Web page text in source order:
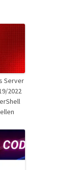
Server
2022